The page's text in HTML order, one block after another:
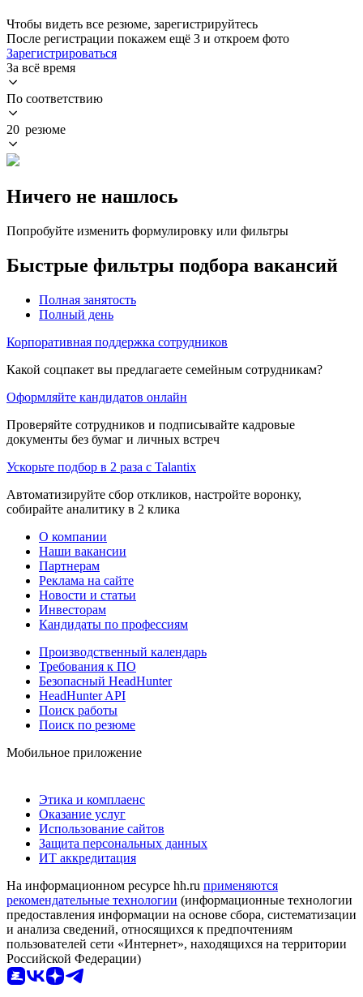
Чтобы видеть все резюме, зарегистрируйтесь
После регистрации покажем ещё 3 и откроем фото
Зарегистрироваться
За всё время
По соответствию
20 резюме
Ничего не нашлось
Попробуйте изменить формулировку или фильтры
Быстрые фильтры подбора вакансий
Полная занятость
Полный день
Корпоративная поддержка сотрудников
Какой соцпакет вы предлагаете семейным сотрудникам?
Оформляйте кандидатов онлайн
Проверяйте сотрудников и подписывайте кадровые
документы без бумаг и личных встреч
Ускорьте подбор в 2 раза с Talantix
Автоматизируйте сбор откликов, настройте воронку,
собирайте аналитику в 2 клика
О компании
Наши вакансии
Партнерам
Реклама на сайте
Новости и статьи
Инвесторам
Кандидаты по профессиям
Производственный календарь
Требования к ПО
Безопасный HeadHunter
HeadHunter API
Поиск работы
Поиск по резюме
Мобильное приложение
Этика и комплаенс
Оказание услуг
Использование сайтов
Защита персональных данных
ИТ аккредитация
На информационном ресурсе hh.ru применяются
рекомендательные технологии (информационные технологии
предоставления информации на основе сбора, систематизации
и анализа сведений, относящихся к предпочтениям
пользователей сети «Интернет», находящихся на территории
Российской Федерации)